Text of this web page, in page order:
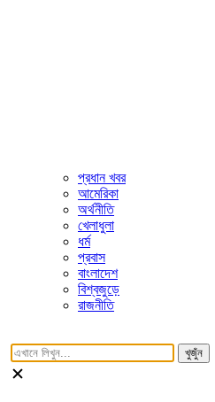
প্রধান খবর
আমেরিকা
অর্থনীতি
খেলাধুলা
ধর্ম
প্রবাস
বাংলাদেশ
বিশ্বজুড়ে
রাজনীতি
খুজুঁন